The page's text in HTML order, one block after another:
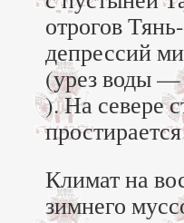
отрогов
депрессий
(урез воды —
). На севере
Климат на
зимнего